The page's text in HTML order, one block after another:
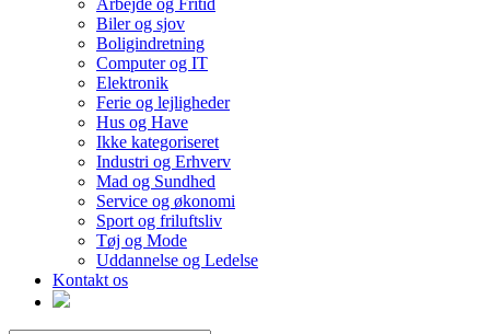
Arbejde og Fritid
Biler og sjov
Boligindretning
Computer og IT
Elektronik
Ferie og lejligheder
Hus og Have
Ikke kategoriseret
Industri og Erhverv
Mad og Sundhed
Service og økonomi
Sport og friluftsliv
Tøj og Mode
Uddannelse og Ledelse
Kontakt os